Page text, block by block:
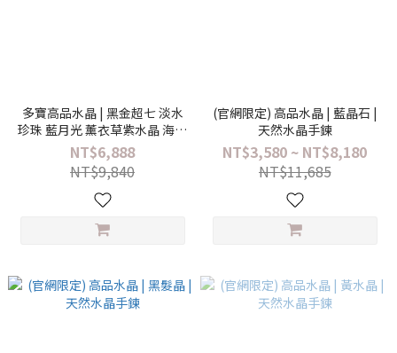
多寶高品水晶 | 黑金超七 淡水
珍珠 藍月光 薰衣草紫水晶 海藍
寶 葡萄石 黃塔晶 太陽石 草莓晶
白水晶 | 多寶水晶手鍊
NT$6,888
NT$9,840
(官網限定) 高品水晶 | 藍晶石 |
天然水晶手鍊
NT$3,580 ~ NT$8,180
NT$11,685